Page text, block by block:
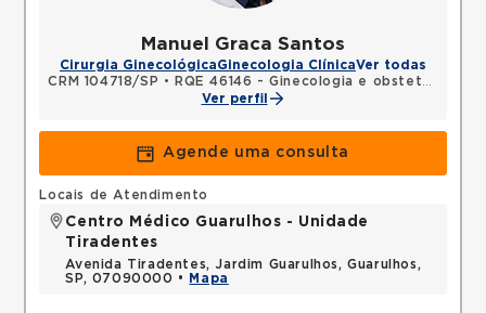
Manuel Graca Santos
Cirurgia GinecológicaGinecologia ClínicaVer todas
CRM 104718/SP •
RQE 46146 - Ginecologia e obstetrícia
Ver perfil
Agende uma consulta
Locais de Atendimento
Centro Médico Guarulhos - Unidade
Tiradentes
Avenida Tiradentes, Jardim Guarulhos, Guarulhos,
SP, 07090000 •
Mapa